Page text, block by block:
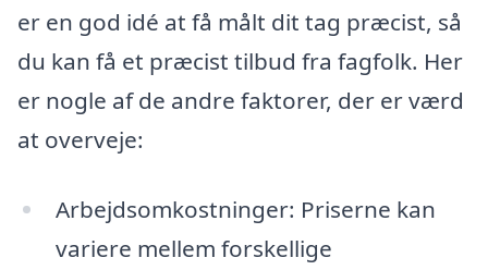
er en god idé at få målt dit tag præcist, så
du kan få et præcist tilbud fra fagfolk. Her
er nogle af de andre faktorer, der er værd
at overveje:
Arbejdsomkostninger: Priserne kan
variere mellem forskellige